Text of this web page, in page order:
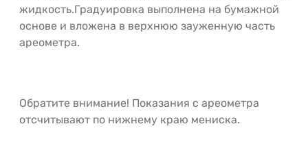
жидкость.Градуировка выполнена на бумажной
основе и вложена в верхнюю зауженную часть
ареометра.
Обратите внимание! Показания с ареометра
отсчитывают по нижнему краю мениска.